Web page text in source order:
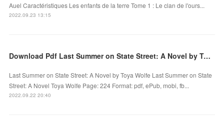
Auel Caractéristiques Les enfants de la terre Tome 1 : Le clan de l'ours...
2022.09.23 13:15
Download Pdf Last Summer on State Street: A Novel by Toya Wolfe
Last Summer on State Street: A Novel by Toya Wolfe Last Summer on State
Street: A Novel Toya Wolfe Page: 224 Format: pdf, ePub, mobi, fb...
2022.09.22 20:40